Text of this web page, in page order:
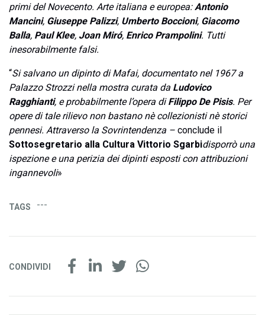
primi del Novecento. Arte italiana e europea:Antonio
Mancini, Giuseppe Palizzi, Umberto Boccioni, Giacomo
Balla, Paul Klee, Joan Miró, Enrico Prampolini. Tutti
inesorabilmente falsi.
“Si salvano un dipinto di Mafai, documentato nel 1967 a
Palazzo Strozzi nella mostra curata da Ludovico
Ragghianti, e probabilmente l’opera diFilippo De Pisis. Per
opere di tale rilievo non bastano nè collezionisti nè storici
pennesi. Attraverso la Sovrintendenza – conclude il
Sottosegretario alla Cultura Vittorio Sgarbidisporrò una
ispezione e una perizia dei dipinti esposti con attribuzioni
ingannevoli»
TAGS ---
CONDIVIDI